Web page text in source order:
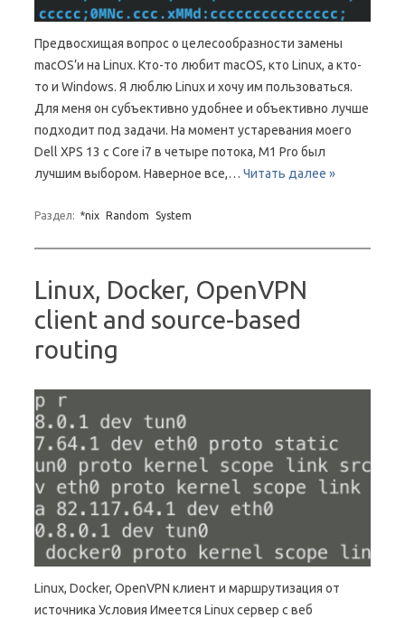
Предвосхищая вопрос о целесообразности замены
macOS’и на Linux. Кто-то любит macOS, кто Linux, а кто-
то и Windows. Я люблю Linux и хочу им пользоваться.
Для меня он субъективно удобнее и объективно лучше
подходит под задачи. На момент устаревания моего
Dell XPS 13 с Core i7 в четыре потока, M1 Pro был
лучшим выбором. Наверное все,… Читать далее »
Раздел: *nix Random System
Linux, Docker, OpenVPN
client and source-based
routing
Linux, Docker, OpenVPN клиент и маршрутизация от
источника Условия Имеется Linux сервер с веб